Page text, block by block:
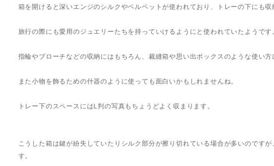
箱を開けると深いエンジのシルクやベルベットが使われており、トレーの下にも収
旅行の際にも愛用のジュエリーたちを持っていけるようにと使われていたようです
指輪やブローチなどの収納にはもちろん、裁縫箱や思い出ボックスのような使い
また小物を飾るための什器のように使っても面白いかもしれませんね。
トレー下のスペースにはL判の写真もちょうどよく収まります。
こうした箱は鍵が紛失していたりシルク部分が擦り切れている場合が多いのです
す。